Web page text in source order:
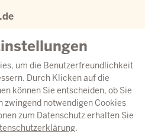
um die Benutzerfreundlichkeit
Durch Klicken auf die
können Sie entscheiden, ob Sie
zwingend notwendigen Cookies
zum Datenschutz erhalten Sie
.